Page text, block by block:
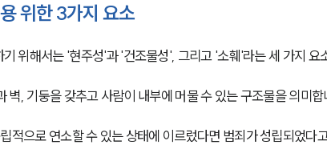
위한 3가지 요소
위해서는 '현주성'과 '건조물성', 그리고 '소훼'라는 세 가지 요
벽, 기둥을 갖추고 사람이 내부에 머물 수 있는 구조물을 의미합
적으로 연소할 수 있는 상태에 이르렀다면 범죄가 성립되었다